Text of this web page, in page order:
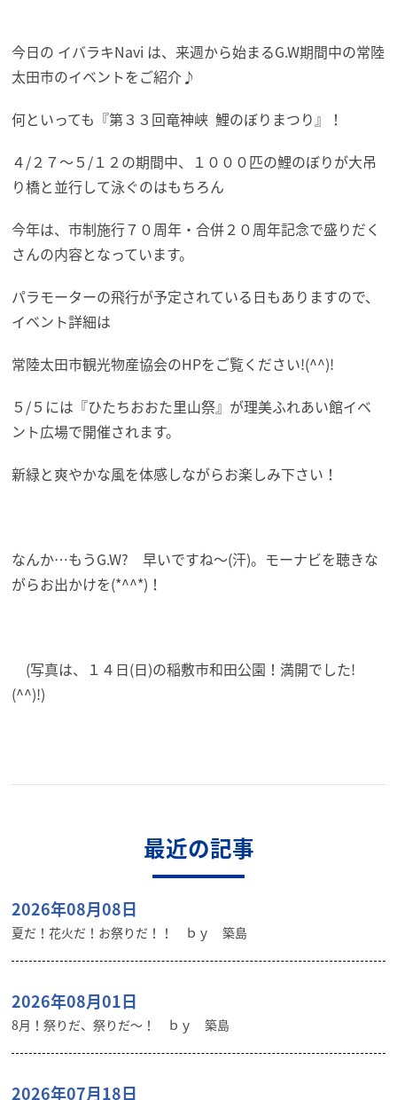
今日の イバラキNavi は、来週から始まるG.W期間中の常陸
太田市のイベントをご紹介♪
何といっても『第３３回竜神峡 鯉のぼりまつり』！
４/２７～５/１２の期間中、１０００匹の鯉のぼりが大吊
り橋と並行して泳ぐのはもちろん
今年は、市制施行７０周年・合併２０周年記念で盛りだく
さんの内容となっています。
パラモーターの飛行が予定されている日もありますので、
イベント詳細は
常陸太田市観光物産協会のHPをご覧ください!(^^)!
５/５には『ひたちおおた里山祭』が理美ふれあい館イベ
ント広場で開催されます。
新緑と爽やかな風を体感しながらお楽しみ下さい！
なんか…もうG.W? 早いですね～(汗)。モーナビを聴きな
がらお出かけを(*^^*)！
(写真は、１４日(日)の稲敷市和田公園！満開でした!
(^^)!)
最近の記事
2026年08月08日
夏だ！花火だ！お祭りだ！！ ｂｙ 築島
2026年08月01日
8月！祭りだ、祭りだ～！ ｂｙ 築島
2026年07月18日